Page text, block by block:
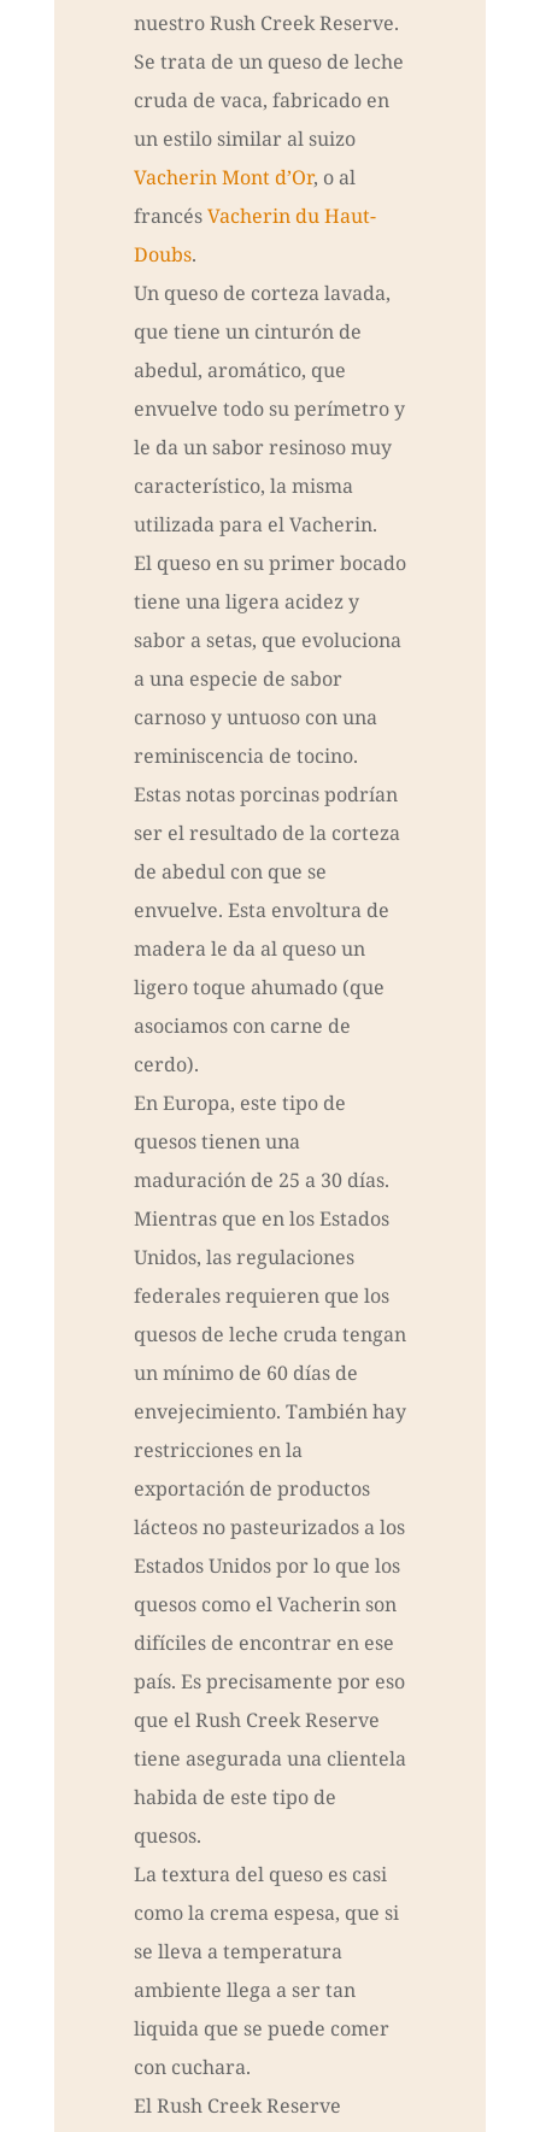
nuestro Rush Creek Reserve.
Se trata de un queso de leche
cruda de vaca, fabricado en
un estilo similar al suizo
Vacherin Mont d’Or, o al
francésVacherin du Haut-
Doubs.
Un queso de corteza lavada,
que tiene un cinturón de
abedul, aromático, que
envuelve todo su perímetro y
le da un sabor resinoso muy
característico, la misma
utilizada para el Vacherin.
El queso en su primer bocado
tiene una ligera acidez y
sabor a setas, que evoluciona
a una especie de sabor
carnoso y untuoso con una
reminiscencia de tocino.
Estas notas porcinas podrían
ser el resultado de la corteza
de abedul con que se
envuelve. Esta envoltura de
madera le da al queso un
ligero toque ahumado (que
asociamos con carne de
cerdo).
En Europa, este tipo de
quesos tienen una
maduración de 25 a 30 días.
Mientras que en los Estados
Unidos, las regulaciones
federales requieren que los
quesos de leche cruda tengan
un mínimo de 60 días de
envejecimiento. También hay
restricciones en la
exportación de productos
lácteos no pasteurizados a los
Estados Unidos por lo que los
quesos como el Vacherin son
difíciles de encontrar en ese
país. Es precisamente por eso
que el Rush Creek Reserve
tiene asegurada una clientela
habida de este tipo de
quesos.
La textura del queso es casi
como la crema espesa, que si
se lleva a temperatura
ambiente llega a ser tan
liquida que se puede comer
con cuchara.
El Rush Creek Reserve